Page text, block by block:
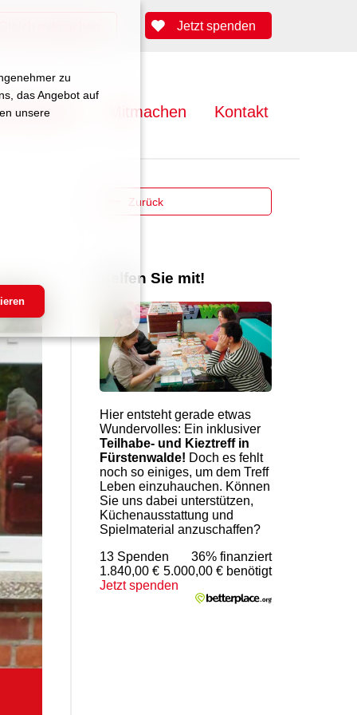
Jetzt spenden
Mitmachen Kontakt
21:02 Uhr
Zurück
Helfen Sie mit!
Hier entsteht gerade etwas
Wundervolles: Ein inklusiver
Teilhabe- und Kieztreff in
Fürstenwalde! Doch es fehlt
noch so einiges, um dem Treff
Leben einzuhauchen. Können
Sie uns dabei unterstützen,
Küchenausstattung und
Spielmaterial anzuschaffen?
13 Spenden
36% finanziert
1.840,00 € 5.000,00 € benötigt
Jetzt spenden
zu
das Angebot auf
unsere